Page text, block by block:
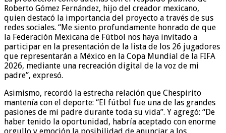
Roberto Gómez Fernández, hijo del creador mexicano,
quien destacó la importancia del proyecto a través de sus
redes sociales. “Me siento profundamente honrado de que
la Federación Mexicana de Fútbol nos haya invitado a
participar en la presentación de la lista de los 26 jugadores
que representarán a México en la Copa Mundial de la FIFA
2026, mediante una recreación digital de la voz de mi
padre”, expresó.
Asimismo, recordó la estrecha relación que Chespirito
mantenía con el deporte: “El fútbol fue una de las grandes
pasiones de mi padre durante toda su vida”. Y agregó: “De
haber tenido la oportunidad, habría aceptado con enorme